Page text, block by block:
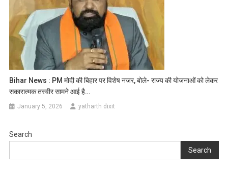
Bihar News : PM मोदी की बिहार पर व‍िशेष नजर, बोले- राज्य की योजनाओं को लेकर
सकारात्मक तस्वीर सामने आई है…
January 5, 2026 yatharth dixit
Search
Search